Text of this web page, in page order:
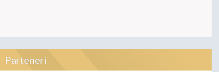
Parteneri